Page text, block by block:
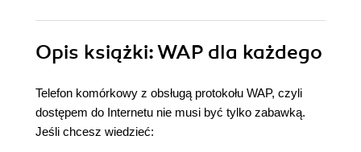
Opis książki: WAP dla każdego
Telefon komórkowy z obsługą protokołu WAP, czyli
dostępem do Internetu nie musi być tylko zabawką.
Jeśli chcesz wiedzieć: